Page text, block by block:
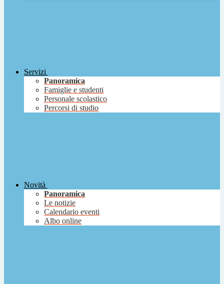
Servizi
Panoramica
Famiglie e studenti
Personale scolastico
Percorsi di studio
Novità
Panoramica
Le notizie
Calendario eventi
Albo online